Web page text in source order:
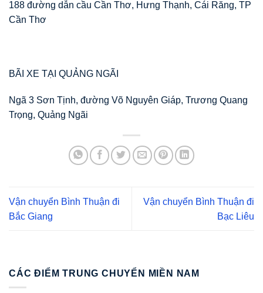
188 đường dẫn cầu Cần Thơ, Hưng Thạnh, Cái Răng, TP
Cần Thơ
BÃI XE TẠI QUẢNG NGÃI
Ngã 3 Sơn Tịnh, đường Võ Nguyên Giáp, Trương Quang
Trọng, Quảng Ngãi
Vận chuyển Bình Thuận đi
Bắc Giang
Vận chuyển Bình Thuận đi
Bạc Liêu
CÁC ĐIỂM TRUNG CHUYỂN MIỀN NAM